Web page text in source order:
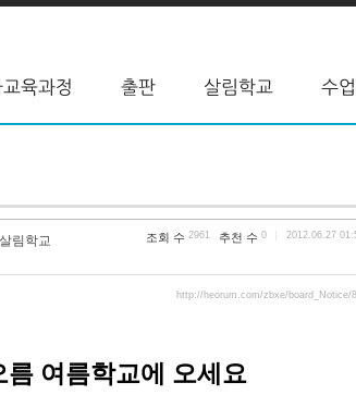
살림학교 조회 수 2961 추천 수 0 2012.06.27
http://heorum.com/zbxe/board_Notice/
름 여름학교에 오세요